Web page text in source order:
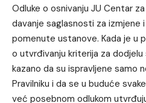
Odluke o osnivanju JU Centar
davanje saglasnosti za izmjene
pomenute ustanove. Kada je u
o utvrđivanju kriterija za
kazano da su ispravljene samo
Pravilniku i da se u buduće
već posebnom odlukom